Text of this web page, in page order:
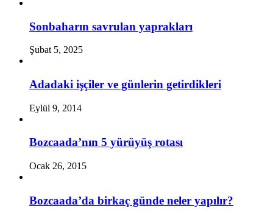
Sonbaharın savrulan yaprakları
Şubat 5, 2025
Adadaki işçiler ve günlerin getirdikleri
Eylül 9, 2014
Bozcaada’nın 5 yürüyüş rotası
Ocak 26, 2015
Bozcaada’da birkaç günde neler yapılır?